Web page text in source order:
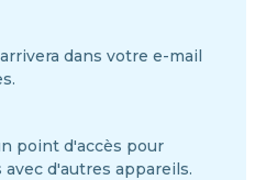
dans votre e-mail
point d'accès pour
d'autres appareils.